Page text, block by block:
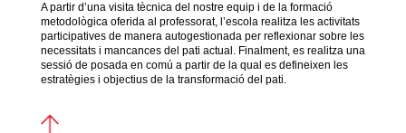
A partir d’una visita tècnica del nostre equip i de la formació
metodològica oferida al professorat, l’escola realitza les activitats
participatives de manera autogestionada per reflexionar sobre les
necessitats i mancances del pati actual. Finalment, es realitza una
sessió de posada en comú a partir de la qual es defineixen les
estratègies i objectius de la transformació del pati.